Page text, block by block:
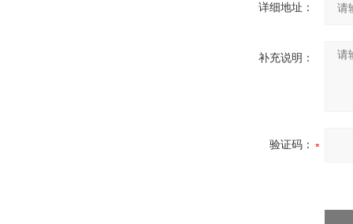
详细地址：
补充说明：
验证码：